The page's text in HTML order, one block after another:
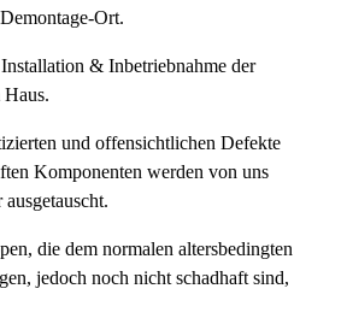
Ort.
& Inbetriebnahme der
und offensichtlichen Defekte
Komponenten werden von uns
die dem normalen altersbedingten
jedoch noch nicht schadhaft sind,